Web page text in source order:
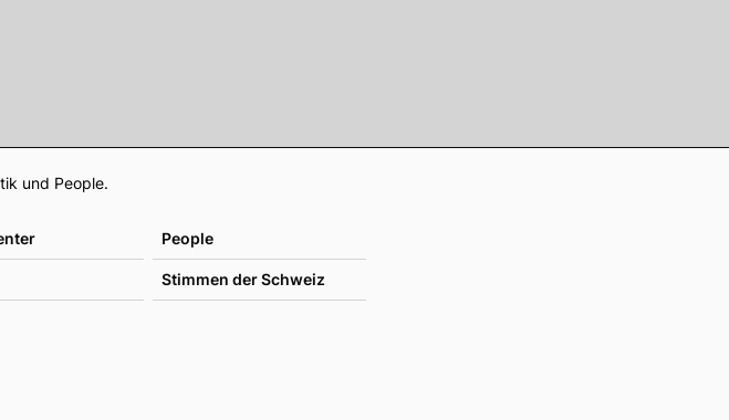
und People.
People
Stimmen der Schweiz